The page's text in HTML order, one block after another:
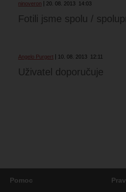
ninoveron 20. 08. 2013 14:03
Fotili jsme spolu /
Angelo Purgert 10. 08. 2013 12:11
Uživatel doporučuje
Pomoc